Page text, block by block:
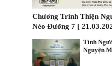
Chương Trình Thiện
Nẻo Đường 7 [
Tình
Nguyện